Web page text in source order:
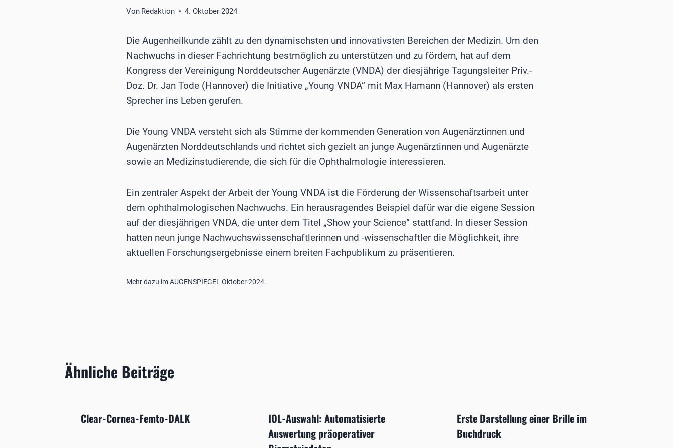
Von Redaktion 4. Oktober 2024
Die Augenheilkunde zählt zu den dynamischsten und innovativsten Bereichen der Medizin. Um den
Nachwuchs in dieser Fachrichtung bestmöglich zu unterstützen und zu fördern, hat auf dem
Kongress der Vereinigung Norddeutscher Augenärzte (VNDA) der diesjährige Tagungsleiter Priv.-
Doz. Dr. Jan Tode (Hannover) die Initiative „Young VNDA“ mit Max Hamann (Hannover) als ersten
Sprecher ins Leben gerufen.
Die Young VNDA versteht sich als Stimme der kommenden Generation von Augenärztinnen und
Augenärzten Norddeutschlands und richtet sich gezielt an junge Augenärztinnen und Augenärzte
sowie an Medizinstudierende, die sich für die Ophthalmologie interessieren.
Ein zentraler Aspekt der Arbeit der Young VNDA ist die Förderung der Wissenschaftsarbeit unter
dem ophthalmologischen Nachwuchs. Ein herausragendes Beispiel dafür war die eigene Session
auf der diesjährigen VNDA, die unter dem Titel „Show your Science“ stattfand. In dieser Session
hatten neun junge Nachwuchswissenschaftlerinnen und -wissenschaftler die Möglichkeit, ihre
aktuellen Forschungsergebnisse einem breiten Fachpublikum zu präsentieren.
Mehr dazu im AUGENSPIEGEL Oktober 2024.
Ähnliche Beiträge
Clear-Cornea-Femto-DALK
IOL-Auswahl: Automatisierte
Auswertung präoperativer
Erste Darstellung einer Brille im
Buchdruck